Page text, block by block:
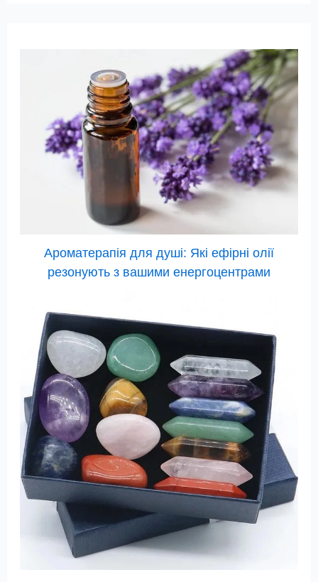
Ароматерапія для душі: Які ефірні олії
резонують з вашими енергоцентрами